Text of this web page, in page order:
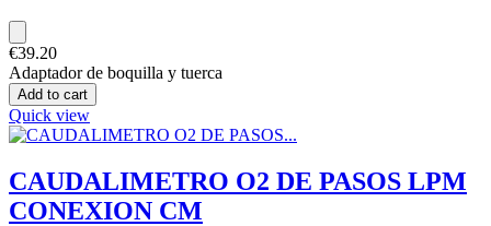
€39.20
Adaptador de boquilla y tuerca
Add to cart
Quick view
CAUDALIMETRO O2 DE PASOS LPM
CONEXION CM